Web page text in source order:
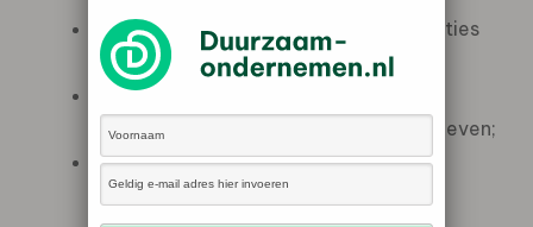
Geld— zoals subsidies, fondsen, donaties
en crowdfunding;
Mensen
bewoners en maatschappelijke initiatieven;
Impact— inzicht in maatschappelijke
waarde, resultaten en SDG’s.